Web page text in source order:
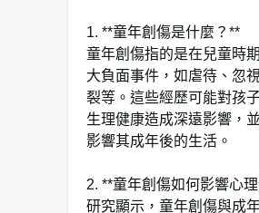
1. **童年創傷是什麼？**
童年創傷指的是在兒童時
大負面事件，如虐待、忽
裂等。這些經歷可能對孩
生理健康造成深遠影響，
影響其成年後的生活。
2. **童年創傷如何影響心
研究顯示，童年創傷與成